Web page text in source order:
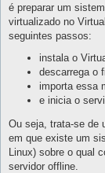
é preparar um
virtualizado no
seguintes passos:
instala o
descarrega o
importa essa
e inicia o
Ou seja, trata-se de
em que existe um
Linux) sobre o qual
servidor offline.